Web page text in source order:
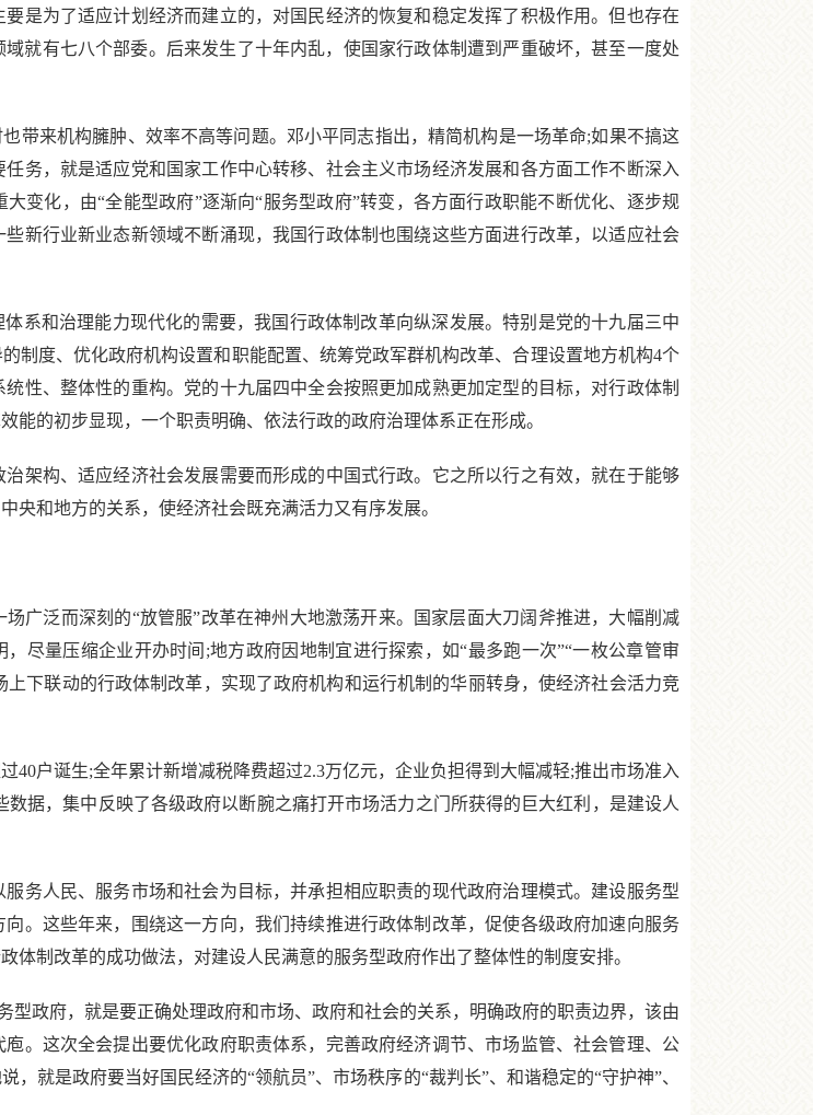
是为了适应计划经济而建立的，对国民经济的恢复和稳定发挥了积极作用。但也存在
就有七八个部委。后来发生了十年内乱，使国家行政体制遭到严重破坏，甚至一度处
来机构臃肿、效率不高等问题。邓小平同志指出，精简机构是一场革命;如果不搞这
务，就是适应党和国家工作中心转移、社会主义市场经济发展和各方面工作不断深入
变化，由“全能型政府”逐渐向“服务型政府”转变，各方面行政职能不断优化、逐步规
新行业新业态新领域不断涌现，我国行政体制也围绕这些方面进行改革，以适应社会
和治理能力现代化的需要，我国行政体制改革向纵深发展。特别是党的十九届三中
制度、优化政府机构设置和职能配置、统筹党政军群机构改革、合理设置地方机构4个
性、整体性的重构。党的十九届四中全会按照更加成熟更加定型的目标，对行政体制
的初步显现，一个职责明确、依法行政的政府治理体系正在形成。
构、适应经济社会发展需要而形成的中国式行政。它之所以行之有效，就在于能够
央和地方的关系，使经济社会既充满活力又有序发展。
泛而深刻的“放管服”改革在神州大地激荡开来。国家层面大刀阔斧推进，大幅削减
尽量压缩企业开办时间;地方政府因地制宜进行探索，如“最多跑一次”“一枚公章管审
下联动的行政体制改革，实现了政府机构和运行机制的华丽转身，使经济社会活力竞
户诞生;全年累计新增减税降费超过2.3万亿元，企业负担得到大幅减轻;推出市场准入
据，集中反映了各级政府以断腕之痛打开市场活力之门所获得的巨大红利，是建设人
人民、服务市场和社会为目标，并承担相应职责的现代政府治理模式。建设服务型
。这些年来，围绕这一方向，我们持续推进行政体制改革，促使各级政府加速向服务
制改革的成功做法，对建设人民满意的服务型政府作出了整体性的制度安排。
政府，就是要正确处理政府和市场、政府和社会的关系，明确政府的职责边界，该由
。这次全会提出要优化政府职责体系，完善政府经济调节、市场监管、社会管理、公
就是政府要当好国民经济的“领航员”、市场秩序的“裁判长”、和谐稳定的“守护神”、